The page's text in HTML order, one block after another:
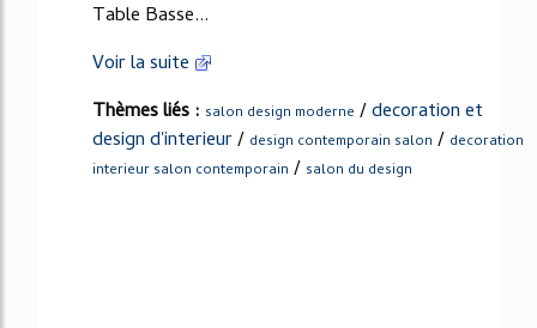
Table Basse...
Voir la suite
Thèmes liés : salon design moderne /decoration et
design d'interieur/ design contemporain salon / decoration
interieur salon contemporain / salon du design